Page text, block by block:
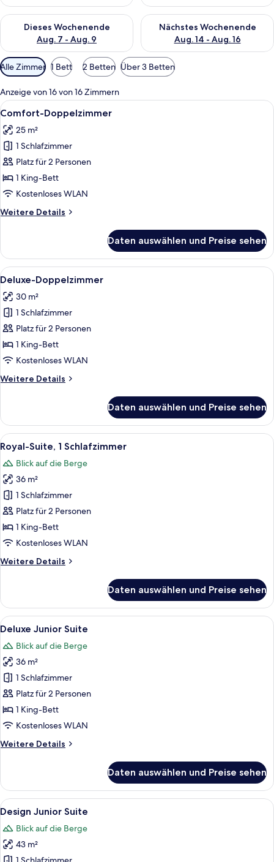
Dieses Wochenende
Aug. 7 - Aug. 9
Überprüfe die Verfügbarkeit für dieses Wochenende, Aug. 7
Nächstes Wochenende
Aug. 14 - Aug. 16
Überprüfe die Verfügbarkeit
Verfügbare
Filter
für
Zimmer
Alle Zimmer 1 Bett 2 Betten Über 3 Betten
Anzeige von 16 von 16 Zimmern
Alle
Fotos
für
Comfort-
Doppelzimmer
anzeigen
Comfort-Doppelzimmer |
5
Comfort-Doppelzimmer
25 m²
1 Schlafzimmer
Platz für 2 Personen
1 King-Bett
Kostenloses WLAN
Weitere Details
Weitere
Doppelzimmer
Daten auswählen und Preise sehen
Alle
Fotos
für
Deluxe-
Doppelzimmer
anzeigen
Ein modernes Hotelzimmer mit
7
Deluxe-Doppelzimmer
30 m²
1 Schlafzimmer
Platz für 2 Personen
1 King-Bett
Kostenloses WLAN
Weitere Details
Weitere
Doppelzimmer
Daten auswählen und Preise sehen
Alle
Fotos
für
Royal-
Suite,
1
Schlafzimmer
anzeigen
Ein Schlafzimmer mit einem großen
10
Royal-Suite, 1 Schlafzimmer
Blick auf die Berge
36 m²
1 Schlafzimmer
Platz für 2 Personen
1 King-Bett
Kostenloses WLAN
Weitere Details
Weitere
Suite,
Schlafzimmer
Daten auswählen und Preise sehen
Alle
Fotos
für
Deluxe
Junior
Suite
anzeigen
Ein modernes Hotelzimmer mit
7
Deluxe Junior Suite
Blick auf die Berge
36 m²
1 Schlafzimmer
Platz für 2 Personen
1 King-Bett
Kostenloses WLAN
Weitere Details
Weitere
Junior
Suite
Daten auswählen und Preise sehen
Alle
Fotos
für
Design
Ein modernes Hotelzimmer mit
9
Design Junior Suite
Blick auf die Berge
43 m²